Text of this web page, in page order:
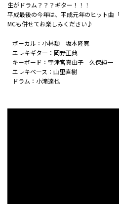
生がドラム？？？ギター！！！
平成最後の今年は、平成元年のヒット曲
MCも併せてお楽しみください♪
ボーカル：小林類 坂本隆寛
エレキギター：岡野正典
キーボード：宇津宮真由子 久保純一
エレキベース：山里直樹
ドラム：小滝達也